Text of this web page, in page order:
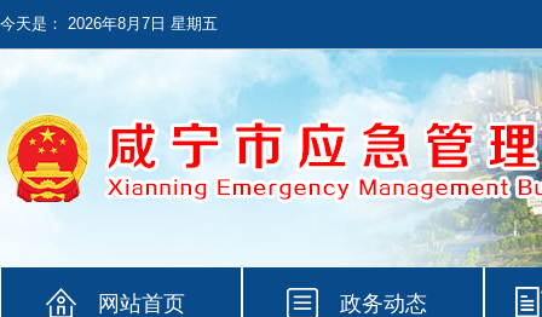
今天是： 2026年8月7日 星期五
网站首页 政务动态